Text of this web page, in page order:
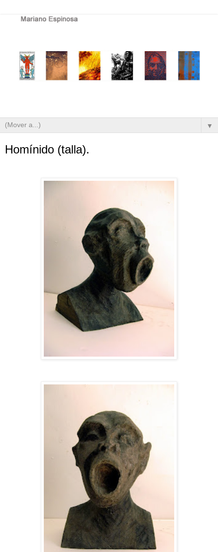
▼
Homínido (talla).